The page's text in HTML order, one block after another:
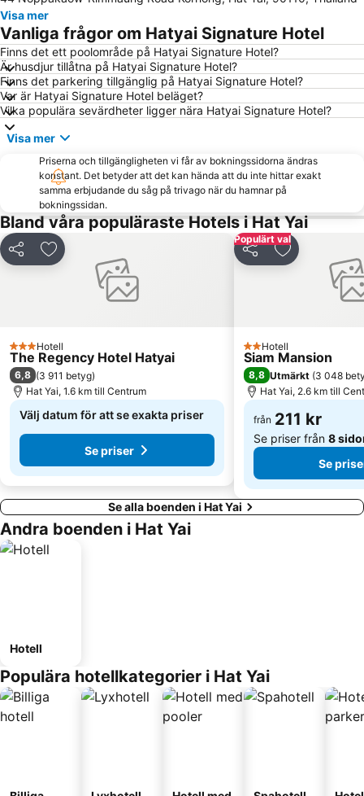
Visa mer
Vanliga frågor om Hatyai Signature Hotel
Finns det ett poolområde på Hatyai Signature Hotel?
Är husdjur tillåtna på Hatyai Signature Hotel?
Finns det parkering tillgänglig på Hatyai Signature Hotel?
Var är Hatyai Signature Hotel beläget?
Vilka populära sevärdheter ligger nära Hatyai Signature Hotel?
Visa mer
Priserna och tillgängligheten vi får av bokningssidorna ändras
konstant. Det betyder att det kan hända att du inte hittar exakt
samma erbjudande du såg på trivago när du hamnar på
bokningssidan.
Bland våra populäraste Hotels i Hat Yai
Dela Lägg till i Mina Favoriter
3 Stjärnor
Hotell
The Regency Hotel Hatyai
6,8 (3 911 betyg)
Hat Yai, 1.6 km till Centrum
Välj datum för att se exakta priser
Se priser
Populärt val
Dela Lägg till i
2 Stjärnor
Hotell
Siam Mansion
8,8 Utmärkt (3 048
Hat Yai, 2.6 km till
från 211 kr
Se priser från 8
Se
Se alla boenden i Hat Yai
Andra boenden i Hat Yai
Hotell
Populära hotellkategorier i Hat Yai